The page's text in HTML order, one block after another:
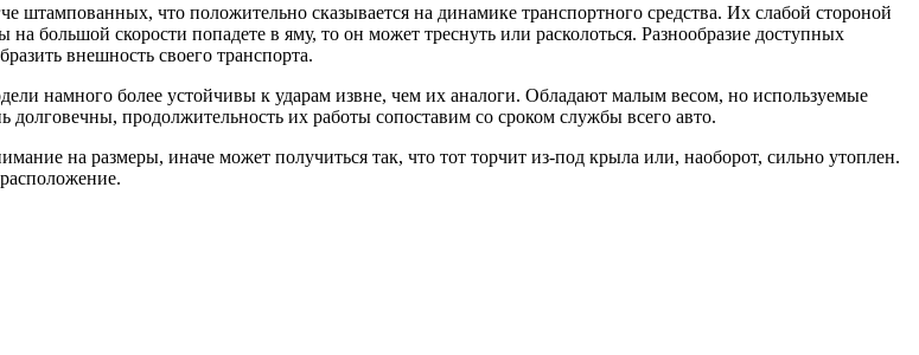
что положительно сказывается на динамике транспортного средства. Их слабой стороной
большой скорости попадете в яму, то он может треснуть или расколоться. Разнообразие доступных
внешность своего транспорта.
намного более устойчивы к ударам извне, чем их аналоги. Обладают малым весом, но используемые
продолжительность их работы сопоставим со сроком службы всего авто.
на размеры, иначе может получиться так, что тот торчит из-под крыла или, наоборот, сильно утоплен.